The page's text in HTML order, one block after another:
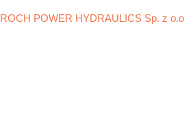
ROCH POWER HYDRAULICS Sp. z o.o.